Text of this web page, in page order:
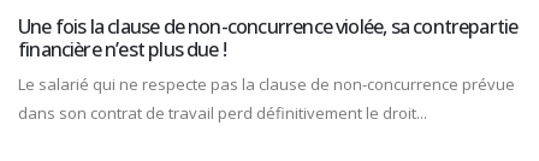
prévue
Maintien abusif d’un associé dans une SCP : pas de
déduction pour les dommages-intérêts
Les dommages-intérêts versés par l’associé d’une société